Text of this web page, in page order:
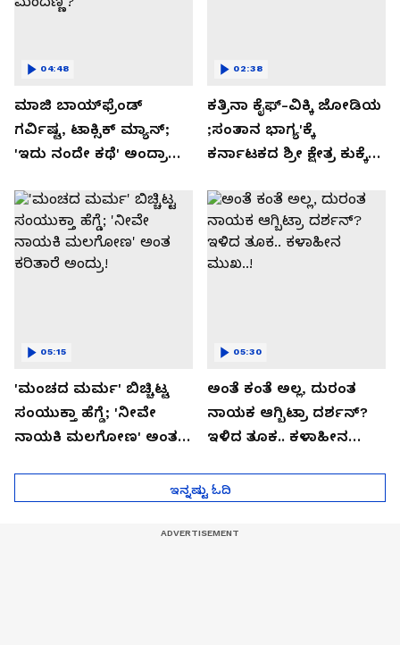
ಮಾಜಿ ಬಾಯ್‌ಫ್ರೆಂಡ್
ಗರ್ವಿಷ್ಟ, ಟಾಕ್ಸಿಕ್ ಮ್ಯಾನ್;
'ಇದು ನಂದೇ ಕಥೆ' ಅಂದ್ರಾ
ಮಂದಣ್ಣ?
04:48
ಕತ್ರಿನಾ ಕೈಫ್-ವಿಕ್ಕಿ ಜೋಡಿಯ
;ಸಂತಾನ ಭಾಗ್ಯ'ಕ್ಕೆ
ಕರ್ನಾಟಕದ ಶ್ರೀ ಕ್ಷೇತ್ರ ಕುಕ್ಕೆ
02:38
'ಮಂಚದ ಮರ್ಮ' ಬಿಚ್ಚಿಟ್ಟ
ಸಂಯುಕ್ತಾ ಹೆಗ್ಡೆ; 'ನೀವೇ
ನಾಯಕಿ ಮಲಗೋಣ' ಅಂತ
05:15
ಅಂತೆ ಕಂತೆ ಅಲ್ಲ, ದುರಂತ
ನಾಯಕ ಆಗ್ಬಿಟ್ರಾ ದರ್ಶನ್?
ಇಳಿದ ತೂಕ.. ಕಳಾಹೀನ
05:30
ಇನ್ನಷ್ಟು ಓದಿ